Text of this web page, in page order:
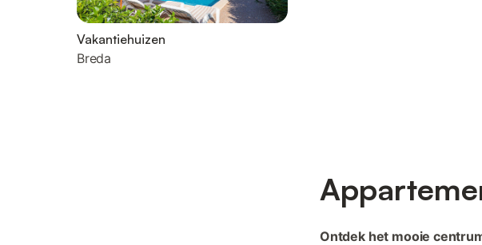
Vakantiehuizen
Breda
Ontdek het mooie